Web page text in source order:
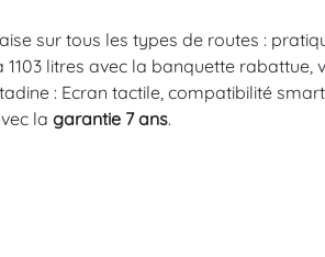
sur tous les types de routes :
litres avec la banquette rabattue,
: Ecran tactile, compatibilité
la garantie 7 ans.